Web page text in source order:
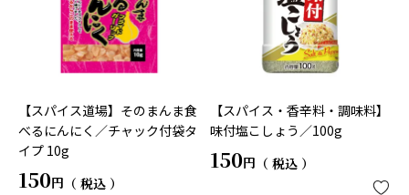
【スパイス道場】そのまんま食
べるにんにく／チャック付袋タ
イプ 10g
150 税込
【スパイス・香辛料・調味料】
味付塩こしょう／100g
150 税込